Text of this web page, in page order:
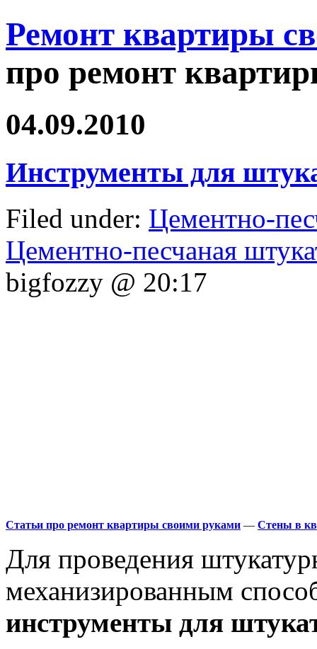
Ремонт квартиры
про ремонт
04.09.2010
Инструменты для
Filed under: Цементно-
Цементно-песчаная
bigfozzy @ 20:17
Статьи про ремонт квартиры своими руками — Стены в
Для проведения
механизированным
инструменты для